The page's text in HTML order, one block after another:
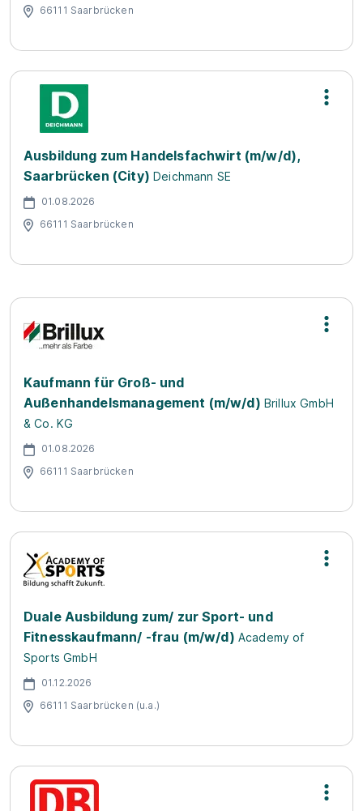
66111 Saarbrücken
Ausbildung zum Handelsfachwirt (m/w/d),
Saarbrücken (City) Deichmann SE
01.08.2026
66111 Saarbrücken
Kaufmann für Groß- und
Außenhandelsmanagement (m/w/d) Brillux GmbH
& Co. KG
01.08.2026
66111 Saarbrücken
Duale Ausbildung zum/ zur Sport- und
Fitnesskaufmann/ -frau (m/w/d) Academy of
Sports GmbH
01.12.2026
66111 Saarbrücken (u.a.)